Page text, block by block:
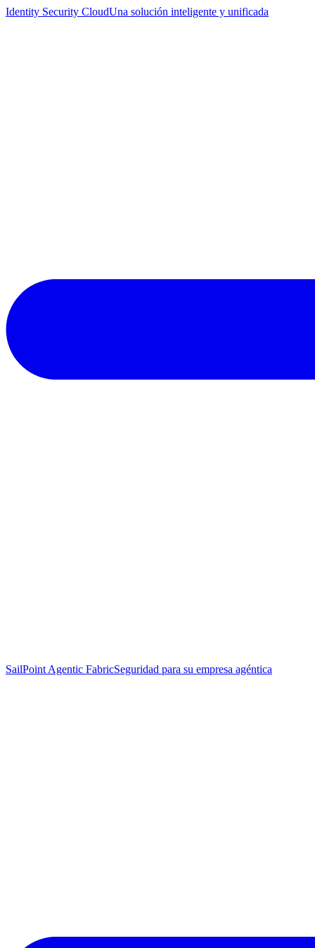
Identity Security CloudUna solución inteligente y unificada
SailPoint Agentic FabricSeguridad para su empresa agéntica